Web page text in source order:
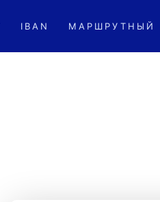
IBAN МАРШРУТНЫЙ